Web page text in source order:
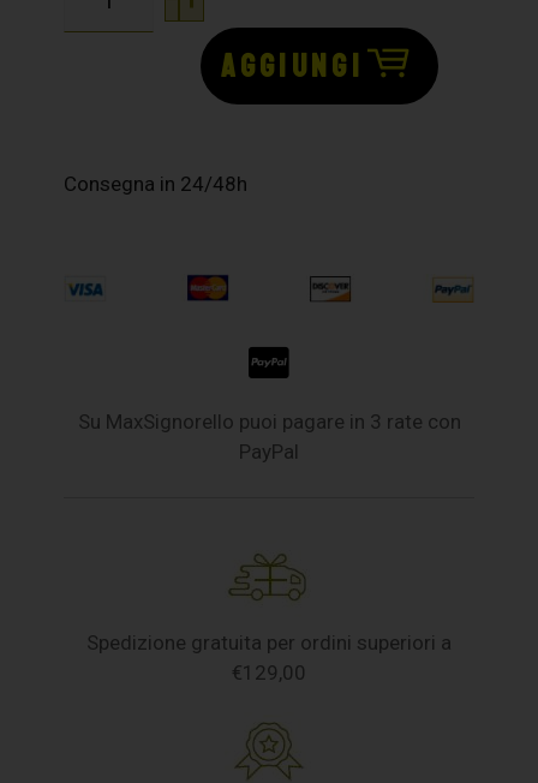
AGGIUNGI
Consegna in 24/48h
Su MaxSignorello puoi pagare in 3 rate con
PayPal
Spedizione gratuita per ordini superiori a
€129,00